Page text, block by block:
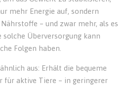
mehr Energie auf, sondern
– und zwar mehr, als es
solche Überversorgung kann
Folgen haben.
aus: Erhält die bequeme
für aktive Tiere – in geringerer